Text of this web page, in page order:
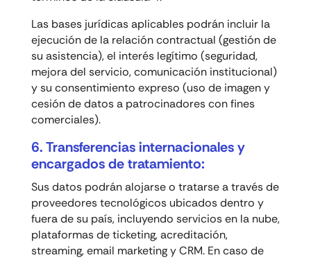
Las bases jurídicas aplicables podrán incluir la
ejecución de la relación contractual (gestión de
su asistencia), el interés legítimo (seguridad,
mejora del servicio, comunicación institucional)
y su consentimiento expreso (uso de imagen y
cesión de datos a patrocinadores con fines
comerciales).
6. Transferencias internacionales y
encargados de tratamiento:
Sus datos podrán alojarse o tratarse a través de
proveedores tecnológicos ubicados dentro y
fuera de su país, incluyendo servicios en la nube,
plataformas de ticketing, acreditación,
streaming, email marketing y CRM. En caso de